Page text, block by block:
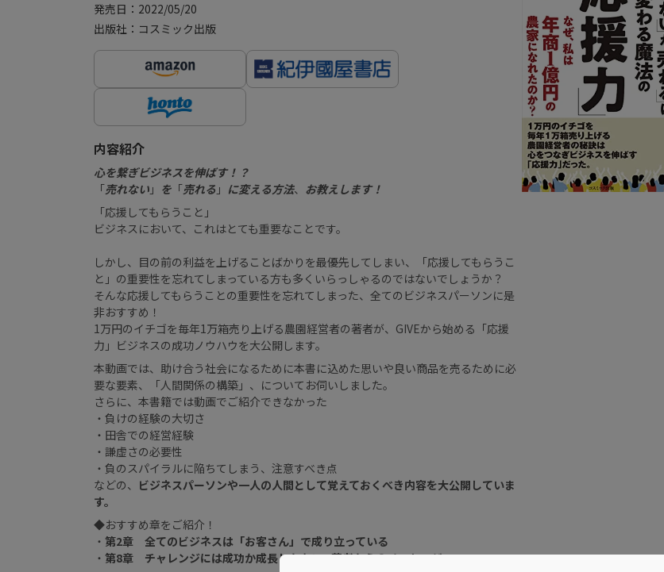
発売日：2022/05/20
出版社：コスミック出版
内容紹介
心を繋ぎビジネスを伸ばす！？
「売れない 」 を 「売れる 」 に変える方法、 お教えします！
「応援してもらうこと」
ビジネスにおいて、これはとても重要なことです。
しかし、目の前の利益を上げることばかりを最優先してしまい、「応援してもらうこ
と」の重要性を忘れてしまっている方も多くいらっしゃるのではないでしょうか？
そんな応援してもらうことの重要性を忘れてしまった、全てのビジネスパーソンに是
非おすすめ！
1万円のイチゴを毎年1万箱売り上げる農園経営者の著者が、GIVEから始める「応援
力」ビジネスの成功ノウハウを大公開します。
本動画では、助け合う社会になるために本書に込めた思いや良い商品を売るために必
要な要素、「人間関係の構築」、についてお伺いしました。
さらに、本書籍では動画でご紹介できなかった
・負けの経験の大切さ
・田舎での経営経験
・謙虚さの必要性
・負のスパイラルに陥ちてしまう、注意すべき点
などの、 ビジネスパーソンや一人の人間として覚えておくべき内容を大公開していま
す。
◆おすすめ章をご紹介！
・ 第2章 全てのビジネスは「お客さん」で成り立っている
・ 第8章 チャレンジには成功か成長しかない~著者からのメッセージ~